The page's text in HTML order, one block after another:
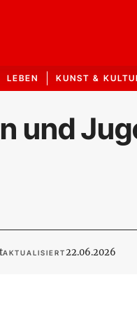
LEBEN KUNST &
und
AKTUALISIERT22.06.2026